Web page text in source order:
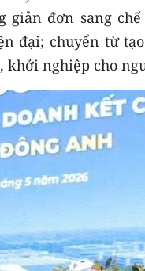
giản đơn sang
đại; chuyển từ
khởi nghiệp cho